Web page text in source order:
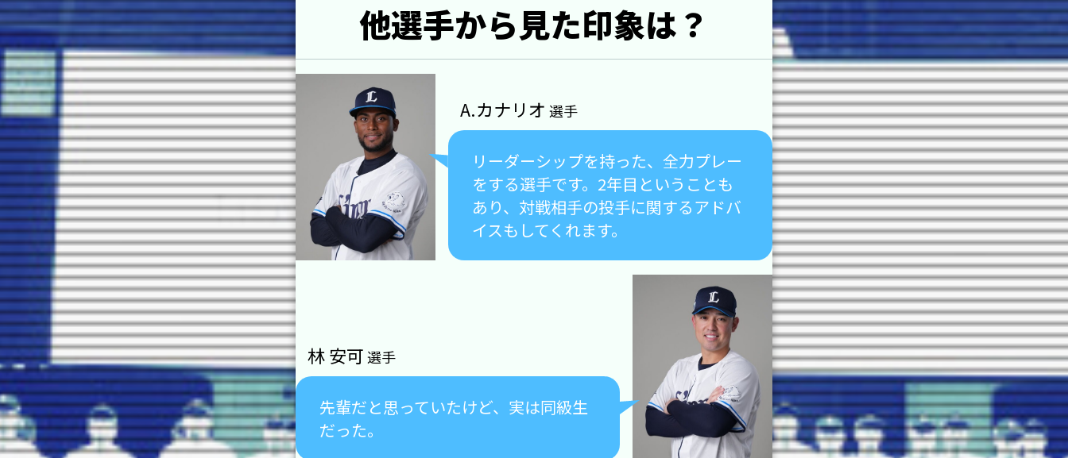
他選手から見た印象は？
A.カナリオ 選手
リーダーシップを持った、全力プレー
をする選手です。2年目ということも
あり、対戦相手の投手に関するアドバ
イスもしてくれます。
林 安可選手
先輩だと思っていたけど、実は同級生
だった。